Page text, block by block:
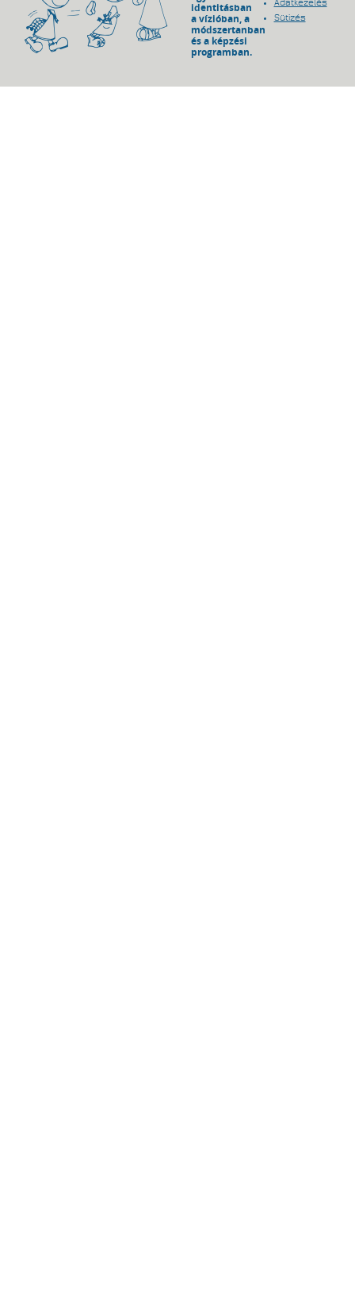
identitásban
a vízióban, a
módszertanban
és a képzési
programban.
Adatkezelés
Sütizés